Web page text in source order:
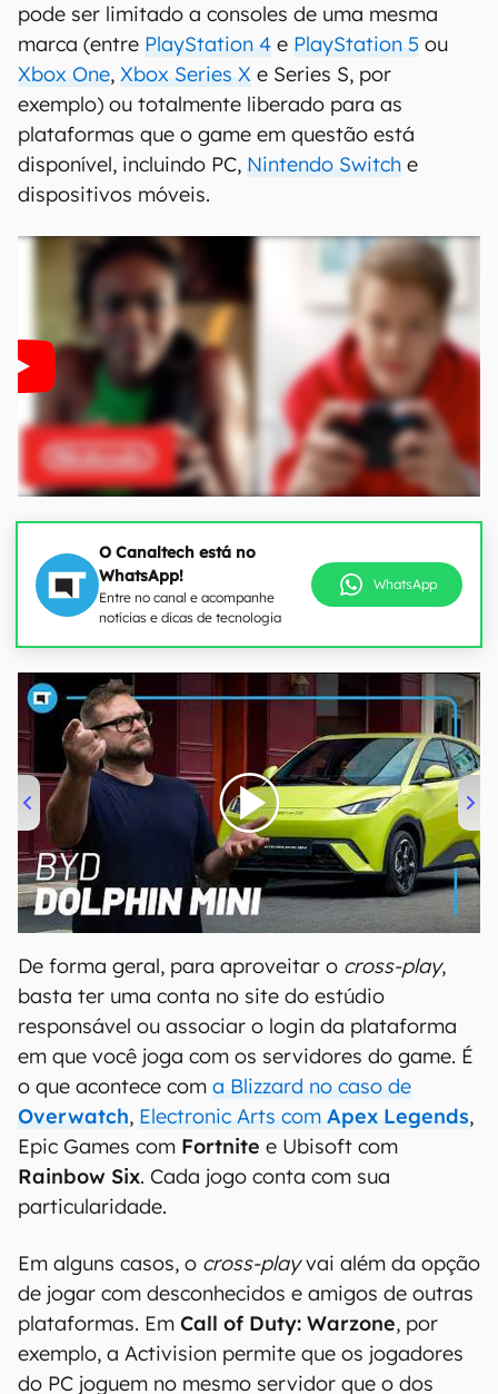
pode ser limitado a consoles de uma mesma
marca (entre PlayStation 4 e PlayStation 5 ou
Xbox One, Xbox Series X e Series S, por
exemplo) ou totalmente liberado para as
plataformas que o game em questão está
disponível, incluindo PC, Nintendo Switch e
dispositivos móveis.
O Canaltech está no
WhatsApp!
Entre no canal e acompanhe
notícias e dicas de tecnologia
WhatsApp
00:00/04:07
De forma geral, para aproveitar o cross-play,
basta ter uma conta no site do estúdio
responsável ou associar o login da plataforma
em que você joga com os servidores do game. É
o que acontece com a Blizzard no caso de
Overwatch, Electronic Arts com Apex Legends,
Epic Games com Fortnite e Ubisoft com
Rainbow Six. Cada jogo conta com sua
particularidade.
Em alguns casos, o cross-playvai além da opção
de jogar com desconhecidos e amigos de outras
plataformas. Em Call of Duty: Warzone, por
exemplo, a Activision permite que os jogadores
do PC joguem no mesmo servidor que o dos